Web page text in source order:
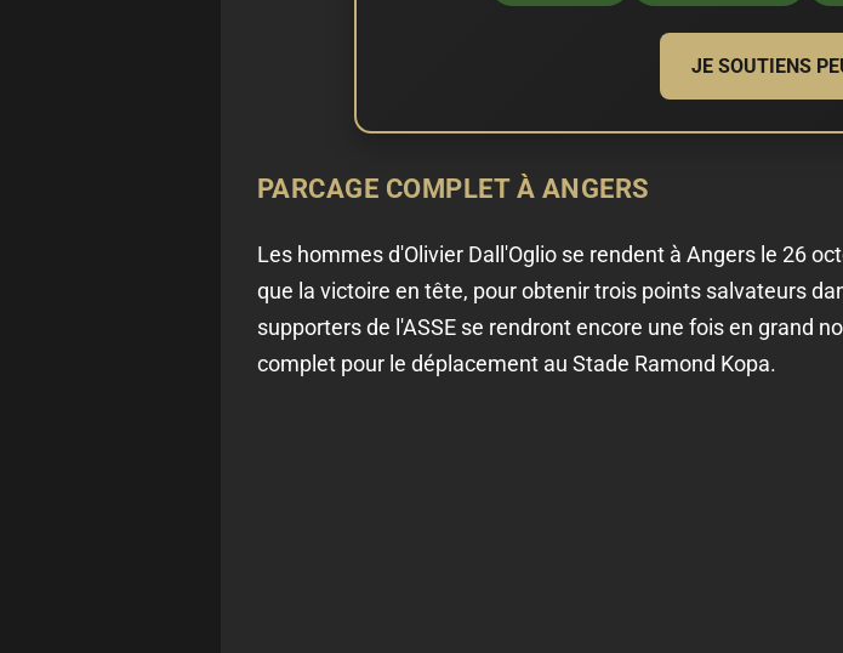
JE SOUTIENS
PARCAGE COMPLET À ANGERS
Les hommes d'Olivier Dall'Oglio se rendent à Angers le 26
que la victoire en tête, pour obtenir trois points salvateurs
supporters de l'ASSE se rendront encore une fois en grand
complet pour le déplacement au Stade Ramond Kopa.